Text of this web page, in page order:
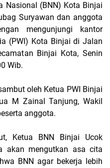
Nasional (BNN) Kota Binjai
Suryawan dan anggota
mengunjungi kantor
(PWI) Kota Binjai di Jalan
Binjai Kota, Senin
Wib.
oleh Ketua PWI Binjai
M Zainal Tanjung, Wakil
anggota.
Ketua BNN Binjai Ucok
akan mengutkan asa cita
BNN agar bekerja lebih